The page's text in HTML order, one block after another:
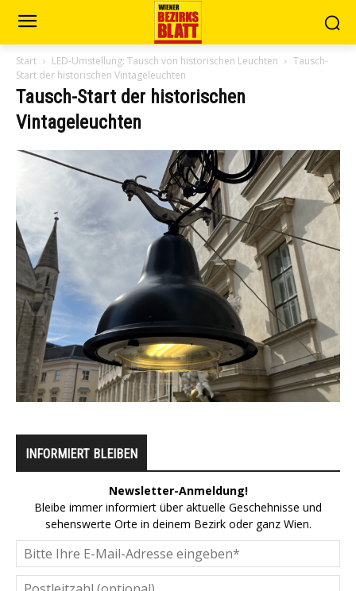
Start LED-Umstellung: Tausch von historischen Leuchten
Tausch-
Start der historischen Vintageleuchten
Tausch-Start der historischen
Vintageleuchten
INFORMIERT BLEIBEN
Newsletter-Anmeldung!
Bleibe immer informiert über aktuelle Geschehnisse und
sehenswerte Orte in deinem Bezirk oder ganz Wien.